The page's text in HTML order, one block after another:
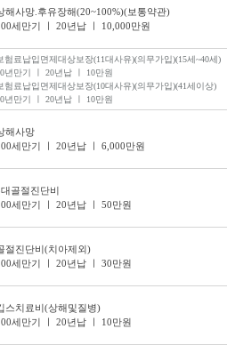
해사망.후유장해(20~100%)(보통약관)
세만기 ㅣ 20년납 ㅣ 10,000만원
험료납입면제대상보장(11대사유)(의무가입)(15세~40세)
년만기 ㅣ 20년납 ㅣ 10만원
험료납입면제대상보장(10대사유)(의무가입)(41세이상)
년만기 ㅣ 20년납 ㅣ 10만원
해사망
세만기 ㅣ 20년납 ㅣ 6,000만원
골절진단비
세만기 ㅣ 20년납 ㅣ 50만원
절진단비(치아제외)
세만기 ㅣ 20년납 ㅣ 30만원
스치료비(상해및질병)
세만기 ㅣ 20년납 ㅣ 10만원